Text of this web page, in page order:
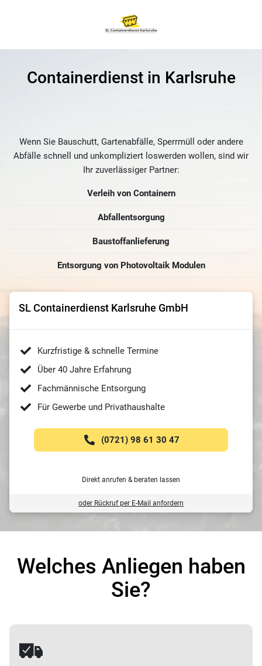
Containerdienst in Karlsruhe
Wenn Sie Bauschutt, Gartenabfälle, Sperrmüll oder andere
Abfälle schnell und unkompliziert loswerden wollen, sind wir
Ihr zuverlässiger Partner:
Verleih von Containern
Abfallentsorgung
Baustoffanlieferung
Entsorgung von Photovoltaik Modulen
SL Containerdienst Karlsruhe GmbH
Kurzfristige & schnelle Termine
Über 40 Jahre Erfahrung
Fachmännische Entsorgung
Für Gewerbe und Privathaushalte
(0721) 98 61 30 47
Direkt anrufen & beraten lassen
oder Rückruf per E-Mail anfordern
Welches Anliegen haben
Sie?